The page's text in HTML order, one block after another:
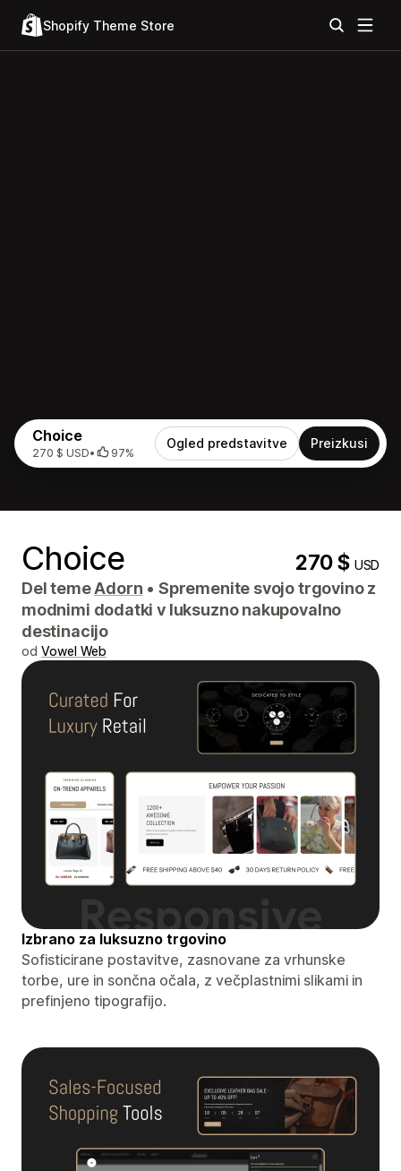
Shopify Theme Store
Choice
270 $ USD• 97%
Ogled predstavitve Preizkusi
Choice 270 $USD
Del temeAdorn • Spremenite svojo trgovino z
modnimi dodatki v luksuzno nakupovalno
destinacijo
od Vowel Web
Izbrano za luksuzno trgovino
Sofisticirane postavitve, zasnovane za vrhunske
torbe, ure in sončna očala, z večplastnimi slikami in
prefinjeno tipografijo.